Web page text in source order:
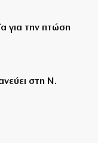
για την πτώση
στη Ν.